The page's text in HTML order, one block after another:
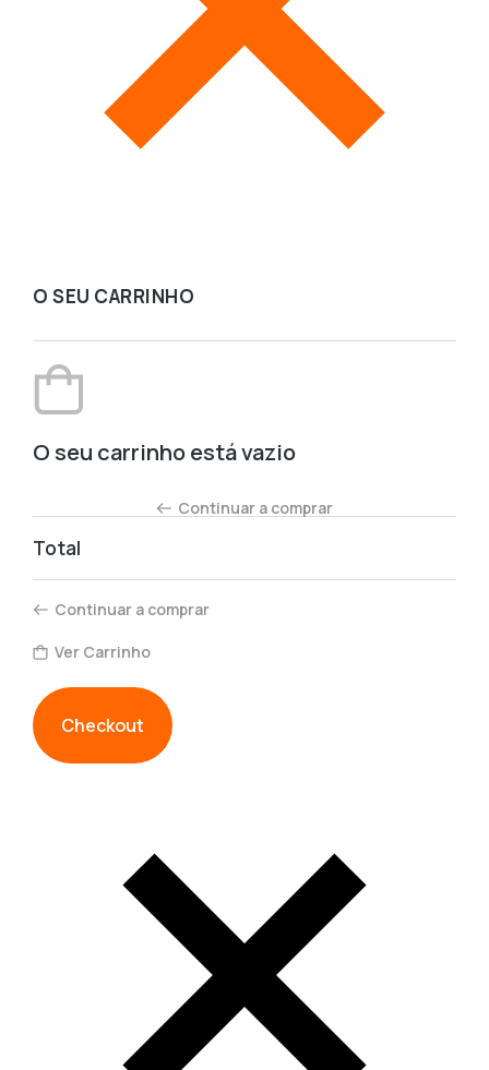
O SEU CARRINHO
O seu carrinho está vazio
Continuar a comprar
Total
Continuar a comprar
Ver Carrinho
Checkout